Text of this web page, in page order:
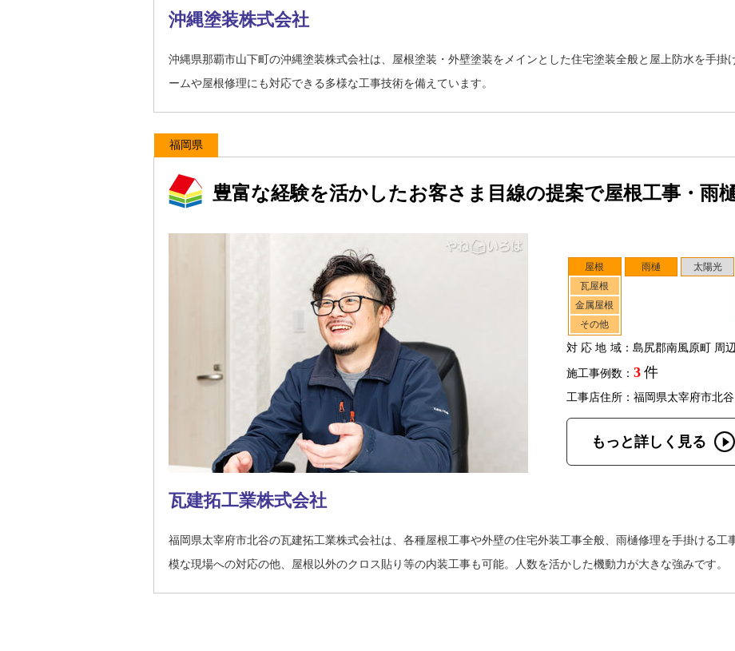
沖縄塗装株式会社
沖縄県那覇市山下町の沖縄塗装株式会社は、屋根塗装・外壁塗装をメインとした住宅塗装全般と屋上防水を手掛
ームや屋根修理にも対応できる多様な工事技術を備えています。
福岡県
豊富な経験を活かしたお客さま目線の提案で屋根工事・雨
屋根
瓦屋根
金属屋根
その他
雨樋 太陽光
対応地域：島尻郡南風原町 周辺
施工事例数： 3 件
工事店住所：福岡県太宰府市北谷
もっと詳しく見る
瓦建拓工業株式会社
福岡県太宰府市北谷の瓦建拓工業株式会社は、各種屋根工事や外壁の住宅外装工事全般、雨樋修理を手掛ける工
模な現場への対応の他、屋根以外のクロス貼り等の内装工事も可能。人数を活かした機動力が大きな強みです。